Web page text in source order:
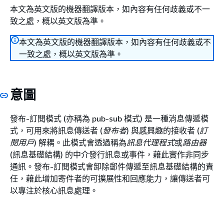
本文為英文版的機器翻譯版本，如內容有任何歧義或不一
致之處，概以英文版為準。
本文為英文版的機器翻譯版本，如內容有任何歧義或不
一致之處，概以英文版為準。
意圖
發布-訂閱模式 (亦稱為 pub-sub 模式) 是一種消息傳遞模
式，可用來將訊息傳送者 (發布者) 與感興趣的接收者 (訂
閱用戶) 解耦。此模式會透過稱為訊息代理程式或路由器
(訊息基礎結構) 的中介發行訊息或事件，藉此實作非同步
通訊。發布-訂閱模式會卸除郵件傳遞至訊息基礎結構的責
任，藉此增加寄件者的可擴展性和回應能力，讓傳送者可
以專注於核心訊息處理。